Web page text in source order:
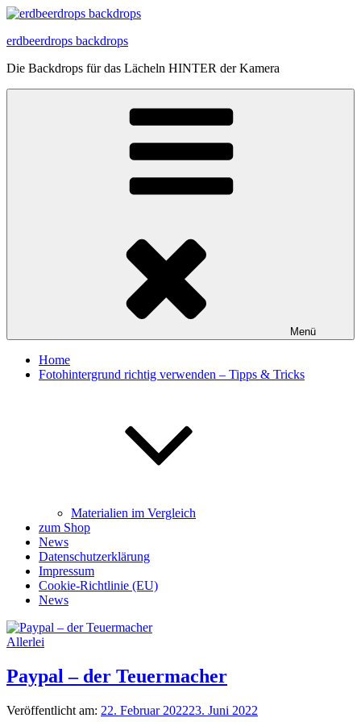
Zum
springen
erdbeerdrops backdrops
Die Backdrops für das Lächeln HINTER der Kamera
Menü
Home
Fotohintergrund richtig verwenden – Tipps & Tricks
Materialien im Vergleich
zum Shop
News
Datenschutzerklärung
Impressum
Cookie-Richtlinie (EU)
News
Allerlei
Paypal – der Teuermacher
Veröffentlicht am: 22. Februar 202223. Juni 2022